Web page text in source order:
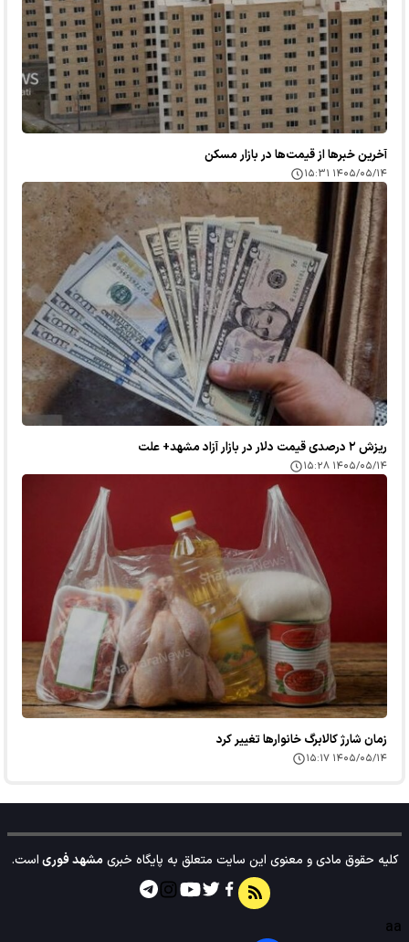
آخرین خبر‌ها از قیمت‌ها در بازار مسکن
۱۴۰۵/۰۵/۱۴ ۱۵:۳۱
ریزش ۲ درصدی قیمت دلار در بازار آزاد مشهد+ علت
۱۴۰۵/۰۵/۱۴ ۱۵:۲۸
زمان شارژ کالابرگ خانوارها تغییر کرد
۱۴۰۵/۰۵/۱۴ ۱۵:۱۷
کلیه حقوق مادی و معنوی این سایت متعلق به پایگاه خبریمشهد فوریاست.
aa